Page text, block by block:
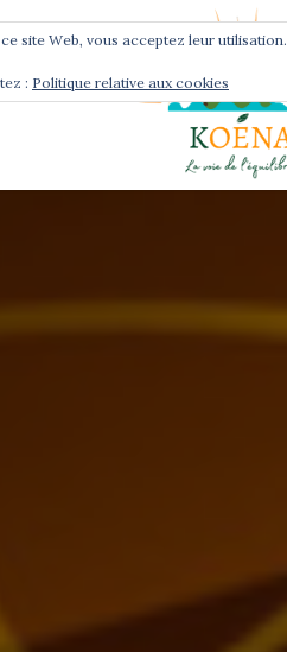
Podcast
site Web, vous acceptez leur utilisation.
: Politique relative aux cookies